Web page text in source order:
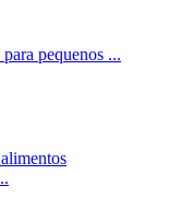
pequenos ...